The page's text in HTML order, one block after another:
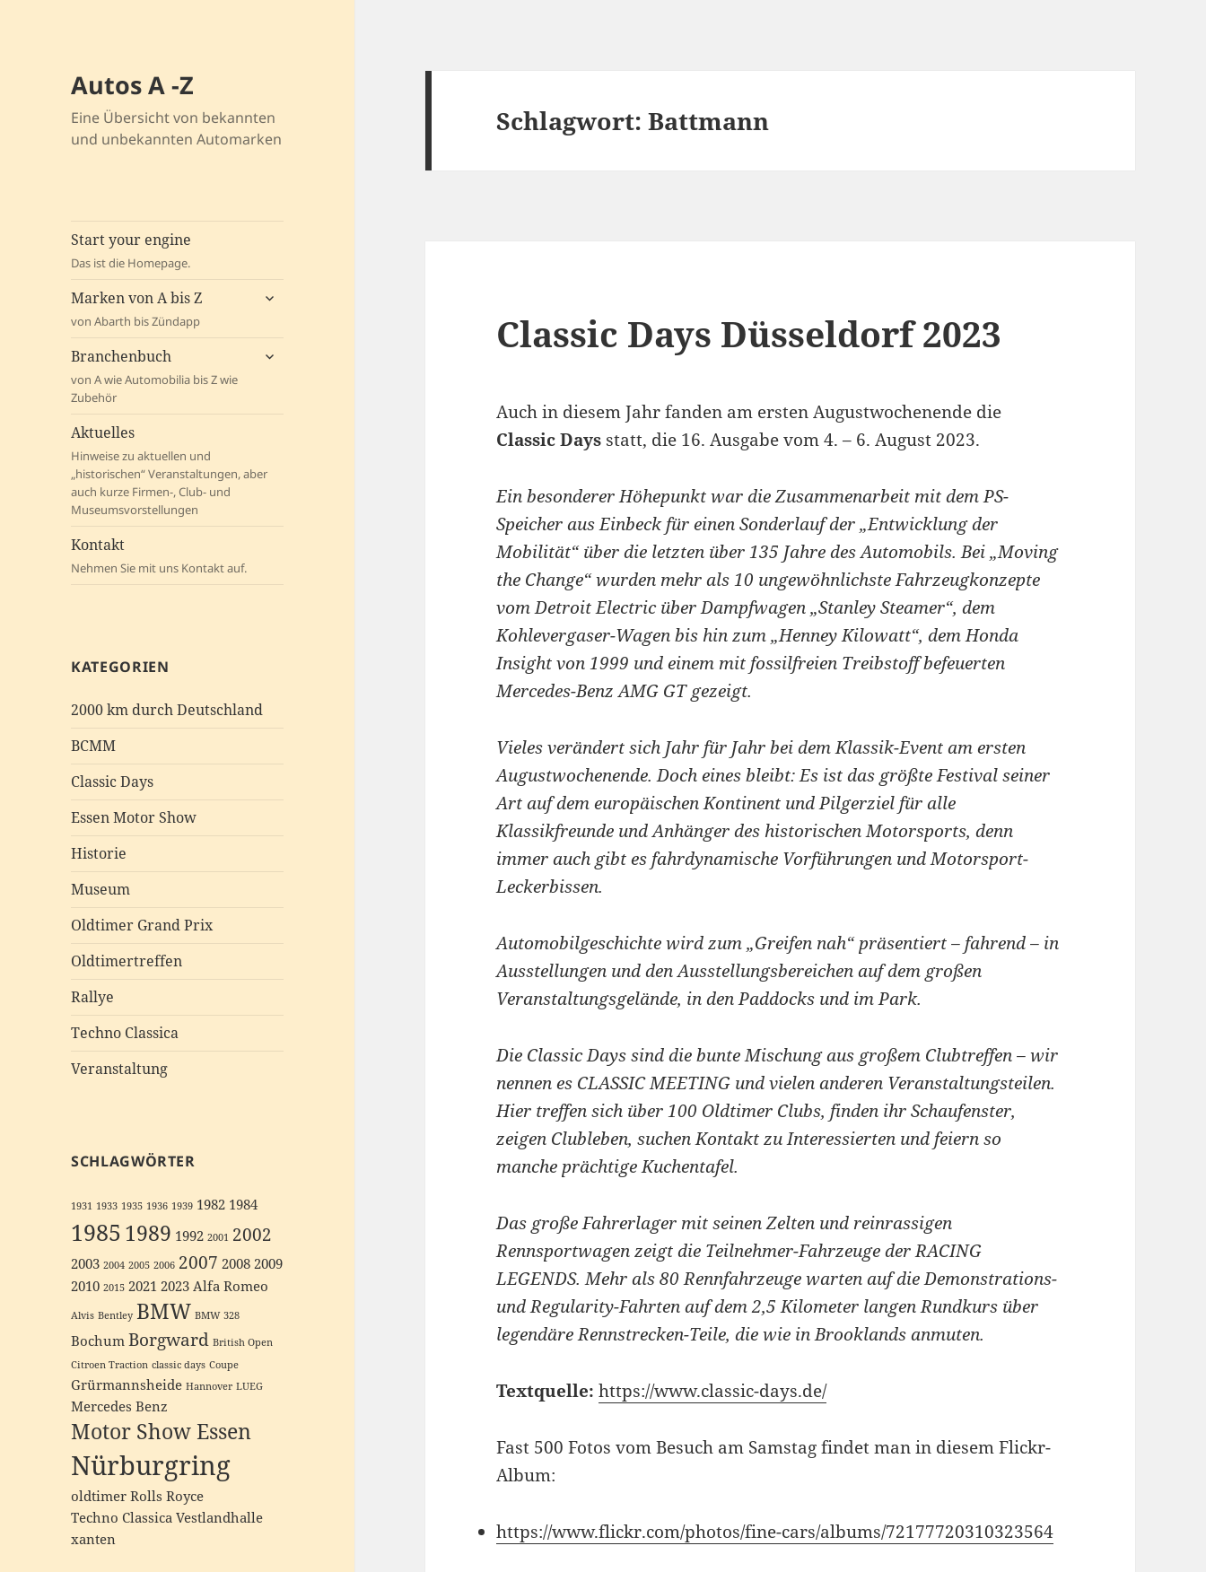
Autos A -Z
Eine Übersicht von bekannten
und unbekannten Automarken
Start your engine
Das ist die Homepage.
Marken von A bis Z
von Abarth bis Zündapp
untermenü
Branchenbuch
von A wie Automobilia bis Z wie
Zubehör
untermenü
Aktuelles
Hinweise zu aktuellen und
„historischen“ Veranstaltungen, aber
auch kurze Firmen-, Club- und
Museumsvorstellungen
Kontakt
Nehmen Sie mit uns Kontakt auf.
KATEGORIEN
2000 km durch Deutschland
BCMM
Classic Days
Essen Motor Show
Historie
Museum
Oldtimer Grand Prix
Oldtimertreffen
Rallye
Techno Classica
Veranstaltung
SCHLAGWÖRTER
1931 1933 1935 1936 1939 1982 1984
19851989 1992 2001 2002
2003 2004 2005 2006 2007 20082009
2010 2015 2021 2023Alfa Romeo
Alvis Bentley BMW BMW 328
BochumBorgward British Open
Citroen Traction classic days Coupe
Grürmannsheide Hannover LUEG
Mercedes Benz
Motor Show Essen
Nürburgring
oldtimerRolls Royce
Techno ClassicaVestlandhalle
xanten
Schlagwort:Battmann
Classic Days Düsseldorf 2023
Auch in diesem Jahr fanden am ersten Augustwochenende die
Classic Days statt, die 16. Ausgabe vom 4. – 6. August 2023.
Ein besonderer Höhepunkt war die Zusammenarbeit mit dem PS-
Speicher aus Einbeck für einen Sonderlauf der „Entwicklung der
Mobilität“ über die letzten über 135 Jahre des Automobils. Bei „Moving
the Change“ wurden mehr als 10 ungewöhnlichste Fahrzeugkonzepte
vom Detroit Electric über Dampfwagen „Stanley Steamer“, dem
Kohlevergaser-Wagen bis hin zum „Henney Kilowatt“, dem Honda
Insight von 1999 und einem mit fossilfreien Treibstoff befeuerten
Mercedes-Benz AMG GT gezeigt.
Vieles verändert sich Jahr für Jahr bei dem Klassik-Event am ersten
Augustwochenende. Doch eines bleibt: Es ist das größte Festival seiner
Art auf dem europäischen Kontinent und Pilgerziel für alle
Klassikfreunde und Anhänger des historischen Motorsports, denn
immer auch gibt es fahrdynamische Vorführungen und Motorsport-
Leckerbissen.
Automobilgeschichte wird zum „Greifen nah“ präsentiert – fahrend – in
Ausstellungen und den Ausstellungsbereichen auf dem großen
Veranstaltungsgelände, in den Paddocks und im Park.
Die Classic Days sind die bunte Mischung aus großem Clubtreffen – wir
nennen es CLASSIC MEETING und vielen anderen Veranstaltungsteilen.
Hier treffen sich über 100 Oldtimer Clubs, finden ihr Schaufenster,
zeigen Clubleben, suchen Kontakt zu Interessierten und feiern so
manche prächtige Kuchentafel.
Das große Fahrerlager mit seinen Zelten und reinrassigen
Rennsportwagen zeigt die Teilnehmer-Fahrzeuge der RACING
LEGENDS. Mehr als 80 Rennfahrzeuge warten auf die Demonstrations-
und Regularity-Fahrten auf dem 2,5 Kilometer langen Rundkurs über
legendäre Rennstrecken-Teile, die wie in Brooklands anmuten.
Textquelle: https://www.classic-days.de/
Fast 500 Fotos vom Besuch am Samstag findet man in diesem Flickr-
Album:
https://www.flickr.com/photos/fine-cars/albums/72177720310323564